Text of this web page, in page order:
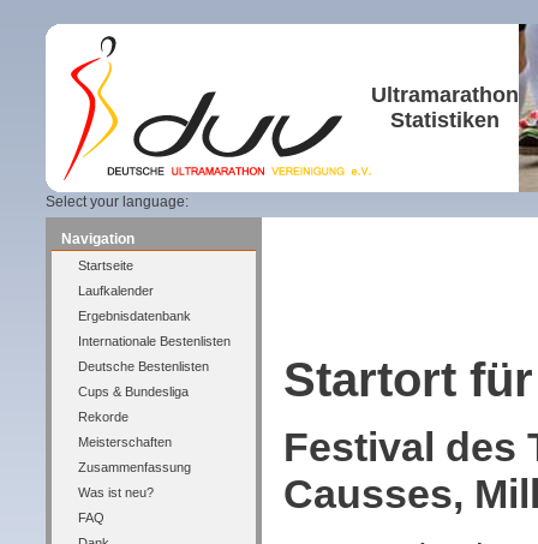
Ultramarathon
Statistiken
Select your language:
Navigation
Startseite
Laufkalender
Ergebnisdatenbank
Internationale Bestenlisten
Deutsche Bestenlisten
Cups & Bundesliga
Rekorde
Meisterschaften
Zusammenfassung
Was ist neu?
FAQ
Startort für
Festival des
Causses,